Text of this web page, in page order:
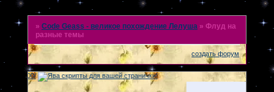
» Code Geass - великое похождение Лелуша » Флуд на
разные темы
создать форум